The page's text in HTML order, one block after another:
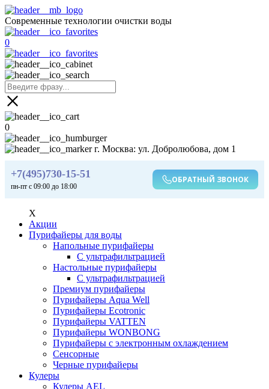
Современные технологии очистки воды
0
0
г. Москва: ул. Добролюбова, дом 1
+7(495)730-15-51
пн-пт с 09:00 до 18:00
ОБРАТНЫЙ ЗВОНОК
X
Акции
Пурифайеры для воды
Напольные пурифайеры
С ультрафильтрацией
Настольные пурифайеры
С ультрафильтрацией
Премиум пурифайеры
Пурифайеры Aqua Well
Пурифайеры Ecotronic
Пурифайеры VATTEN
Пурифайеры WONBONG
Пурифайеры с электронным охлаждением
Сенсорные
Черные пурифайеры
Кулеры
Кулеры AEL